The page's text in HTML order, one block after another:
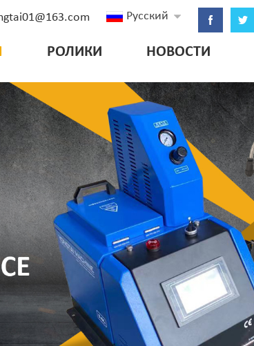
Русский
РОЛИКИ НОВОСТИ